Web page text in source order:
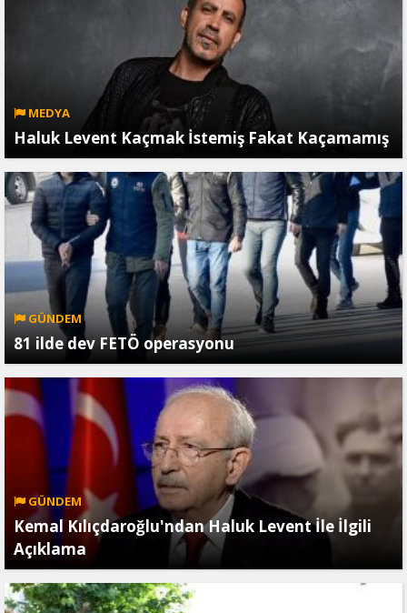
MEDYA
Haluk Levent Kaçmak İstemiş Fakat Kaçamamış
GÜNDEM
81 ilde dev FETÖ operasyonu
GÜNDEM
Kemal Kılıçdaroğlu'ndan Haluk Levent İle İlgili
Açıklama